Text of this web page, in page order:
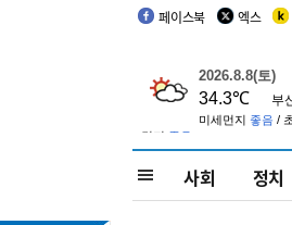
페이스북 엑스
사회 정치